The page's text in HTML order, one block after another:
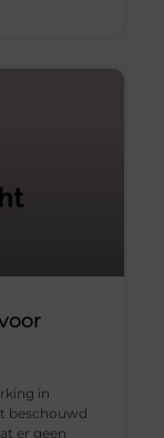
in
beschouwd
er geen